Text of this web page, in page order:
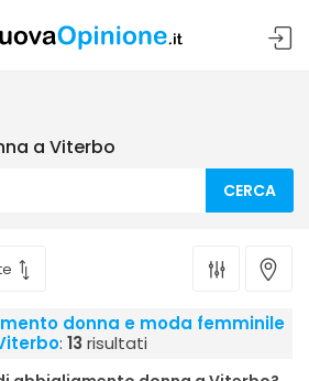
a Viterbo
CERCA
donna e moda femminile
: 13 risultati